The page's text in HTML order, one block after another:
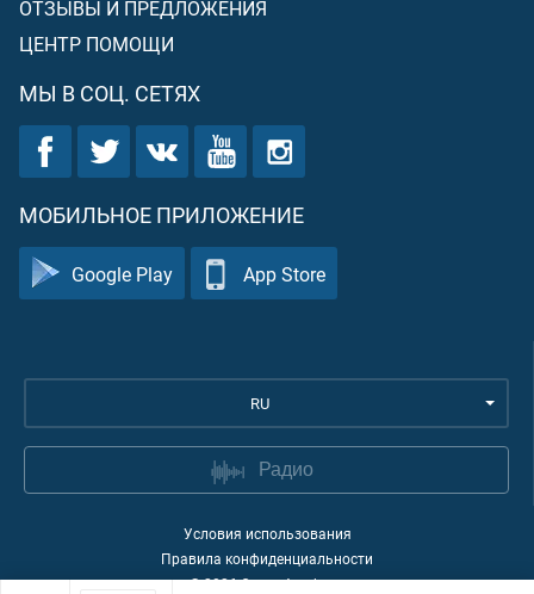
ОТЗЫВЫ И ПРЕДЛОЖЕНИЯ
ЦЕНТР ПОМОЩИ
МЫ В СОЦ. СЕТЯХ
МОБИЛЬНОЕ ПРИЛОЖЕНИЕ
Google Play App Store
RU
Радио
Условия использования
Правила конфиденциальности
©2026Quran Academy